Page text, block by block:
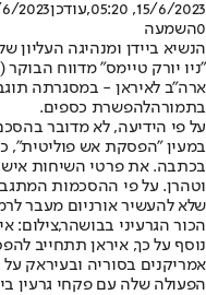
15/6/2023, 05:20
,עודכן05:57
0השמעה
הנשיא ביידן ומנהיגה העליון
"ניו יורק טיימס" מדווח
ארה"ב לאיראן - במסגרתה
בתמורהלהפשרת כספים.
במעין "הפסקת אש פוליטית",
בכתבה. את פרטי השיחות
וטהרן. על פי ההסכמות
שלא להעשיר אורניום מעבר לרמת
הכור הגרעיני בבושהר,צילום:
נוסף על כך, איראן תתחייב
אמריקנים בסוריה ובעיראק על
הפעולה שלה עם פקחי גרעין